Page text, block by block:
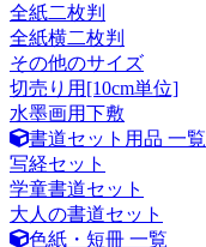
全紙二枚判
全紙横二枚判
その他のサイズ
切売り用[10cm単位]
水墨画用下敷
書道セット用品 一覧
写経セット
学童書道セット
大人の書道セット
色紙・短冊 一覧